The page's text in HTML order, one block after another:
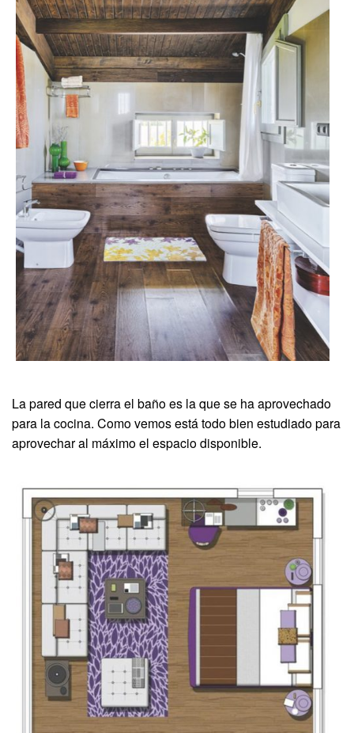
La pared que cierra el baño es la que se ha aprovechado
para la cocina. Como vemos está todo bien estudiado para
aprovechar al máximo el espacio disponible.